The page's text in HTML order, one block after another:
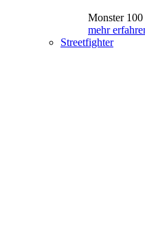
Monster 100
mehr
Streetfighter